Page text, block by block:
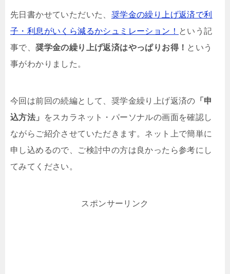
先日書かせていただいた、 奨学金の繰り上げ返済で利
子・利息がいくら減るかシュミレーション！ という記
事で、奨学金の繰り上げ返済はやっぱりお得！ という
事がわかりました。
今回は前回の続編として、奨学金繰り上げ返済の 「申
込方法」
をスカラネット・パーソナルの画面を確認し
ながらご紹介させていただきます。ネット上で簡単に
申し込めるので、ご検討中の方は良かったら参考にし
てみてください。
スポンサーリンク